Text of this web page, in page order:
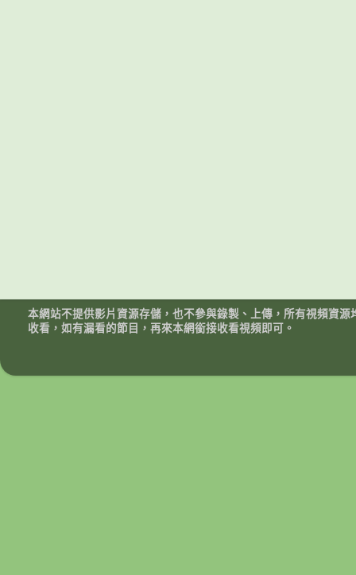
本網站不提供影片資源存儲，也不參與錄製、上傳，所有視頻資
收看，如有漏看的節目，再來本網銜接收看視頻即可。